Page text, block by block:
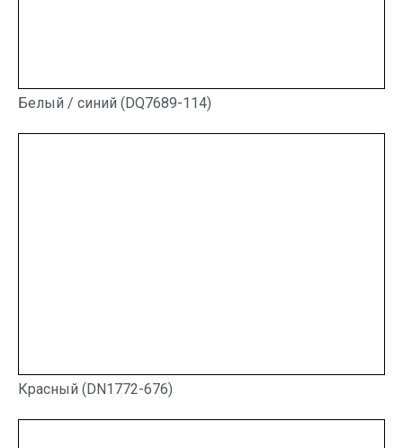
Белый / синий (DQ7689-114)
Красный (DN1772-676)